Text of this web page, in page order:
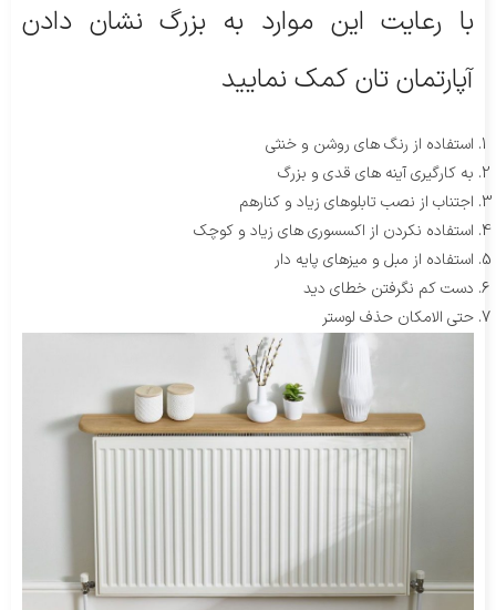
با رعایت این موارد به بزرگ نشان دادن
آپارتمان تان کمک نمایید
استفاده از رنگ های روشن و خنثی
به کارگیری آینه های قدی و بزرگ
اجتناب از نصب تابلوهای زیاد و کنارهم
استفاده نکردن از اکسسوری های زیاد و کوچک
استفاده از مبل و میزهای پایه دار
دست کم نگرفتن خطای دید
حتی الامکان حذف لوستر